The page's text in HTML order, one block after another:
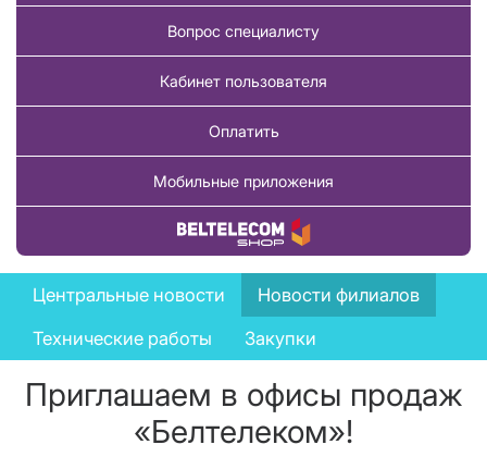
Вопрос специалисту
Кабинет пользователя
Оплатить
Мобильные приложения
Купить товар
News
menu
Центральные новости
Новости филиалов
Технические работы
Закупки
Приглашаем в офисы продаж
«Белтелеком»!